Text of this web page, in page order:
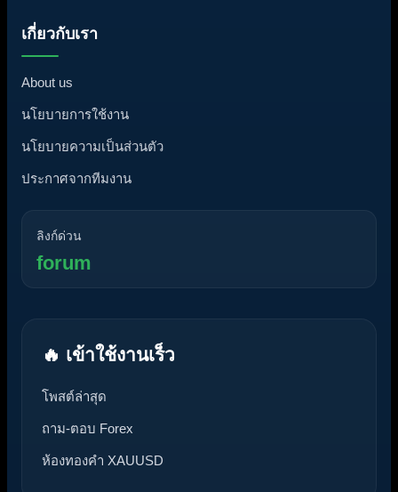
เกี่ยวกับเรา
About us
นโยบายการใช้งาน
นโยบายความเป็นส่วนตัว
ประกาศจากทีมงาน
ลิงก์ด่วน
forum
🔥 เข้าใช้งานเร็ว
โพสต์ล่าสุด
ถาม-ตอบ Forex
ห้องทองคำ XAUUSD